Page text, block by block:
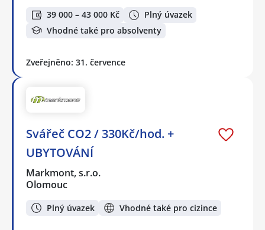
39 000 – 43 000 Kč
Plný úvazek
Vhodné také pro absolventy
Zveřejněno: 31. července
Svářeč CO2 / 330Kč/hod. +
UBYTOVÁNÍ
Markmont, s.r.o.
Olomouc
Plný úvazek Vhodné také pro cizince